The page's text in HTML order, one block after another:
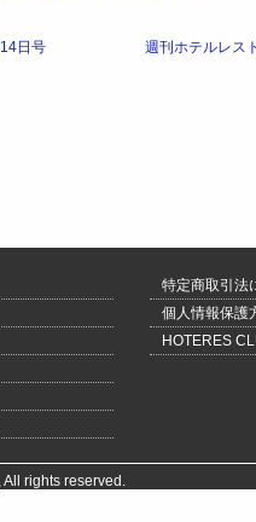
日号 週刊ホテルレス
特定商取引法
個人情報保護
HOTERES
rights reserved.